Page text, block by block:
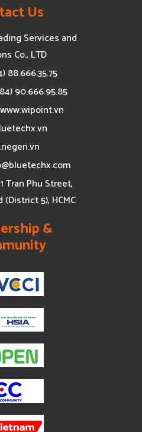
Us
Services and
Co., LTD
88.666.35.75
90.666.95.85
Tran Phu Street,
5), HCMC
&